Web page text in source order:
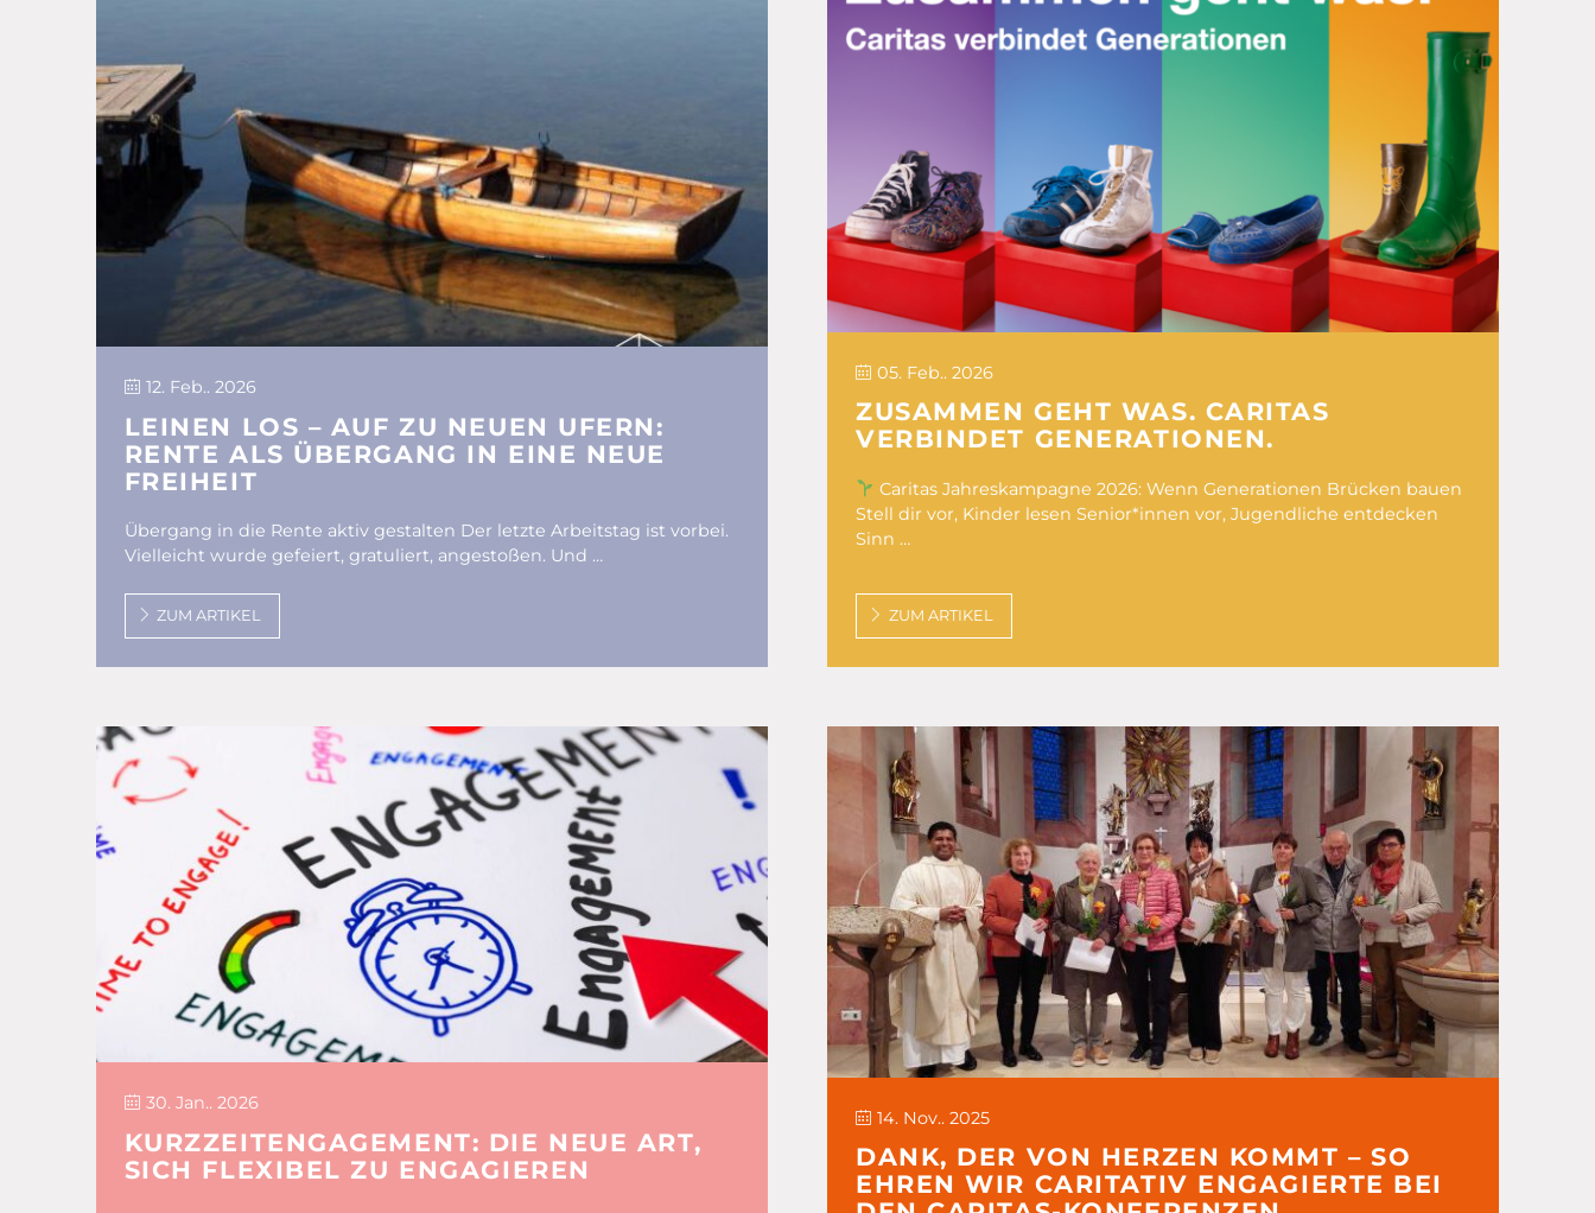
12. Feb.. 2026
LEINEN LOS – AUF ZU NEUEN UFERN:
RENTE ALS ÜBERGANG IN EINE NEUE
FREIHEIT
Übergang in die Rente aktiv gestalten Der letzte Arbeitstag ist vorbei.
Vielleicht wurde gefeiert, gratuliert, angestoßen. Und …
ZUM ARTIKEL
05. Feb.. 2026
ZUSAMMEN GEHT WAS. CARITAS
VERBINDET GENERATIONEN.
Caritas Jahreskampagne 2026: Wenn Generationen Brücken bauen
Stell dir vor, Kinder lesen Senior*innen vor, Jugendliche entdecken
Sinn …
ZUM ARTIKEL
30. Jan.. 2026
KURZZEITENGAGEMENT: DIE NEUE ART,
SICH FLEXIBEL ZU ENGAGIEREN
14. Nov.. 2025
DANK, DER VON HERZEN KOMMT – SO
EHREN WIR CARITATIV ENGAGIERTE BEI